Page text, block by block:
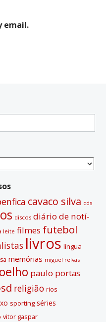
email.
cavaco silva cds
discos diário de notí­
leite filmes futebol
livros lí­ngua
memórias miguel relvas
paulo portas
religião rios
sporting séries
vitor gaspar